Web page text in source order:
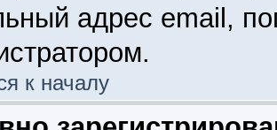
адрес email,
к началу